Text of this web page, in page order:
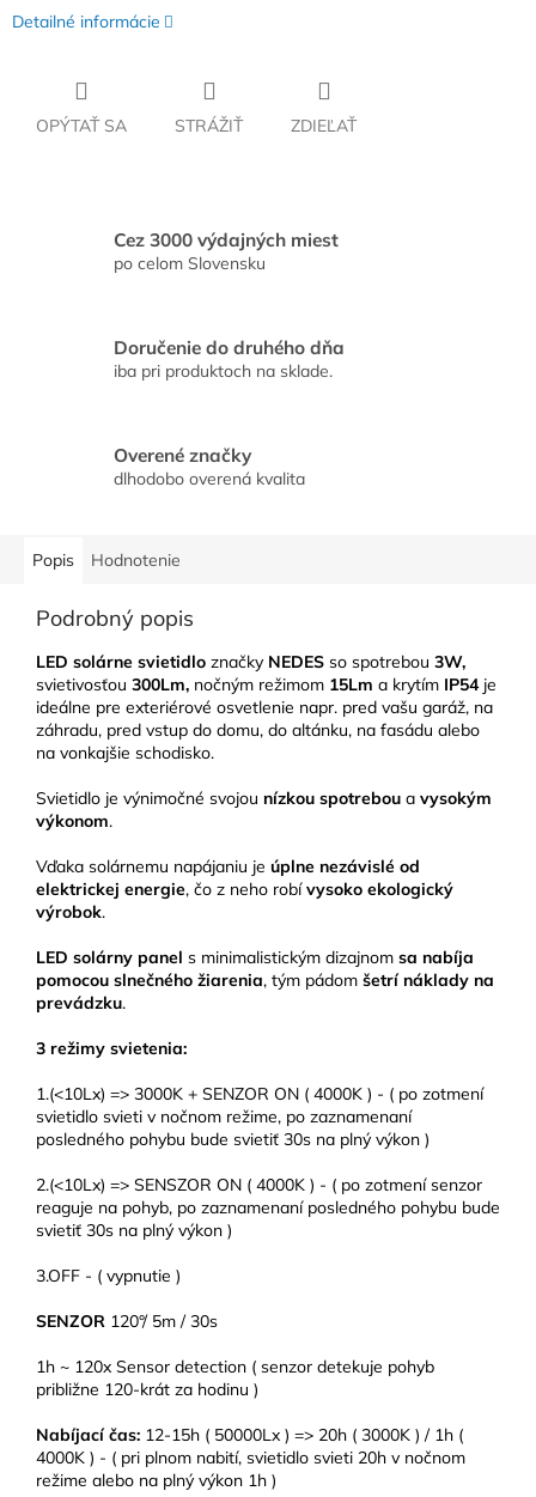
Detailné informácie
OPÝTAŤ SA STRÁŽIŤ ZDIEĽAŤ
Cez 3000 výdajných miest
po celom Slovensku
Doručenie do druhého dňa
iba pri produktoch na sklade.
Overené značky
dlhodobo overená kvalita
Popis Hodnotenie
Podrobný popis
LED solárne svietidlo značky NEDES so spotrebou 3W,
svietivosťou 300Lm, nočným režimom 15Lm a krytím IP54 je
ideálne pre exteriérové osvetlenie napr. pred vašu garáž, na
záhradu, pred vstup do domu, do altánku, na fasádu alebo
na vonkajšie schodisko.
Svietidlo je výnimočné svojou nízkou spotrebou a vysokým
výkonom.
Vďaka solárnemu napájaniu je úplne nezávislé od
elektrickej energie, čo z neho robívysoko ekologický
výrobok.
LED solárny panel s minimalistickým dizajnom sa nabíja
pomocou slnečného žiarenia, tým pádom šetrí náklady na
prevádzku.
3 režimy svietenia:
1.(<10Lx) => 3000K + SENZOR ON ( 4000K ) - ( po zotmení
svietidlo svieti v nočnom režime, po zaznamenaní
posledného pohybu bude svietiť 30s na plný výkon )
2.(<10Lx) => SENSZOR ON ( 4000K ) - ( po zotmení senzor
reaguje na pohyb, po zaznamenaní posledného pohybu bude
svietiť 30s na plný výkon )
3.OFF - ( vypnutie )
SENZOR 120°/ 5m / 30s
1h ~ 120x Sensor detection ( senzor detekuje pohyb
približne 120-krát za hodinu )
Nabíjací čas: 12-15h ( 50000Lx ) => 20h ( 3000K ) / 1h (
4000K ) - ( pri plnom nabití, svietidlo svieti 20h v nočnom
režime alebo na plný výkon 1h )